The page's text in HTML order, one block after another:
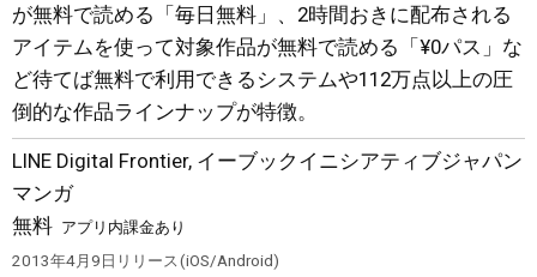
が無料で読める「毎日無料」、2時間おきに配布される
アイテムを使って対象作品が無料で読める「¥0パス」な
ど待てば無料で利用できるシステムや112万点以上の圧
倒的な作品ラインナップが特徴。
LINE Digital Frontier, イーブックイニシアティブジャパン
マンガ
無料 アプリ内課金あり
2013年4月9日 リリース iOS/Android